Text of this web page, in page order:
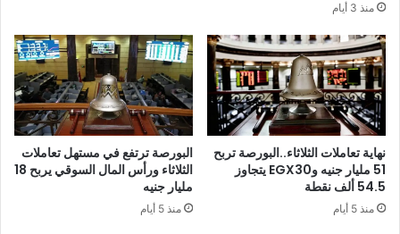
منذ 3 أيام
نهاية تعاملات الثلاثاء..البورصة تربح
51 مليار جنيه وEGX30 يتجاوز
54.5 ألف نقطة
منذ 5 أيام
البورصة ترتفع في مستهل تعاملات
الثلاثاء ورأس المال السوقي يربح 18
مليار جنيه
منذ 5 أيام